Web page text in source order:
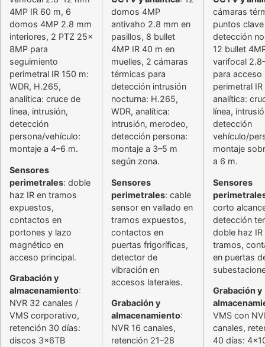
4MP IR 60 m, 6
domos 4MP 2.8 mm
interiores, 2 PTZ 25x
8MP para
seguimiento
perimetral IR 150 m:
WDR, H.265,
analítica: cruce de
línea, intrusión,
detección
persona/vehículo:
montaje a 4–6 m.
Sensores
perimetrales: doble
haz IR en tramos
expuestos,
contactos en
portones y lazo
magnético en
acceso principal.
Grabación y
almacenamiento:
NVR 32 canales /
VMS corporativo,
retención 30 días:
discos 3x6TB
domos 4MP
antivaho 2.8 mm en
pasillos, 8 bullet
4MP IR 40 m en
muelles, 2 cámaras
térmicas para
detección intrusión
nocturna: H.265,
WDR, analítica:
intrusión, merodeo,
detección persona:
montaje a 3–5 m
según zona.
Sensores
perimetrales: cable
sensor en vallado en
tramos expuestos,
contactos en
puertas frigoríficas,
detector de
vibración en
accesos laterales.
Grabación y
almacenamiento:
NVR 16 canales,
retención 21–28
cámaras
puntos
detección
12 bullet
varifocal
para acceso
perimetral
analítica:
línea,
detección
vehículo/
montaje
a 6 m.
Sensores
corto
detección
doble haz IR
tramos,
en puertas
Grabación y
VMS con
canales,
40 días: